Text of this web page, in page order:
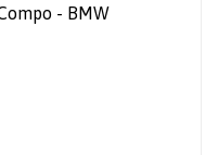
Eton B100W - 10 cm - 2-Weg Compo - BMW